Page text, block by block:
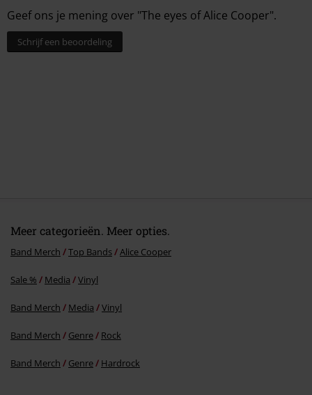
Geef ons je mening over "The eyes of Alice Cooper".
Schrijf een beoordeling
Meer categorieën. Meer opties.
Band Merch Top Bands Alice Cooper
Sale % Media Vinyl
Band Merch Media Vinyl
Band Merch Genre Rock
Band Merch Genre Hardrock